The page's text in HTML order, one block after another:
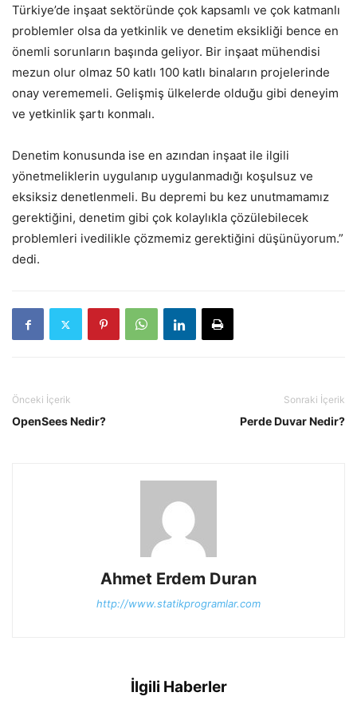
Türkiye’de inşaat sektöründe çok kapsamlı ve çok katmanlı
problemler olsa da yetkinlik ve denetim eksikliği bence en
önemli sorunların başında geliyor. Bir inşaat mühendisi
mezun olur olmaz 50 katlı 100 katlı binaların projelerinde
onay verememeli. Gelişmiş ülkelerde olduğu gibi deneyim
ve yetkinlik şartı konmalı.
Denetim konusunda ise en azından inşaat ile ilgili
yönetmeliklerin uygulanıp uygulanmadığı koşulsuz ve
eksiksiz denetlenmeli. Bu depremi bu kez unutmamamız
gerektiğini, denetim gibi çok kolaylıkla çözülebilecek
problemleri ivedilikle çözmemiz gerektiğini düşünüyorum.”
dedi.
Önceki İçerik
OpenSees Nedir?
Sonraki İçerik
Perde Duvar Nedir?
Ahmet Erdem Duran
http://www.statikprogramlar.com
İlgili Haberler